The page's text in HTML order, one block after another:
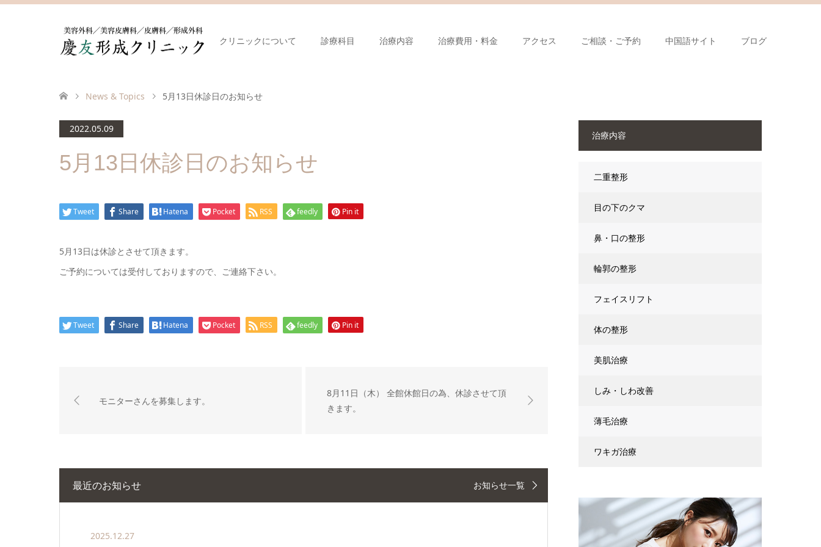
クリニックについて 診療科目 治療内容 治療費用・料金 アクセス ご相談・ご予約 中国語サイト ブログ
News & Topics 5月13日休診日のお知らせ
2022.05.09
5月13日休診日のお知らせ
Tweet Share Hatena Pocket RSS feedly Pin it
5月13日は休診とさせて頂きます。
ご予約については受付しておりますので、ご連絡下さい。
Tweet Share Hatena Pocket RSS feedly Pin it
モニターさんを募集します。
8月11日（木） 全館休館日の為、休診させて頂
きます。
最近のお知らせ お知らせ一覧
2025.12.27
治療内容
二重整形
目の下のクマ
鼻・口の整形
輪郭の整形
フェイスリフト
体の整形
美肌治療
しみ・しわ改善
薄毛治療
ワキガ治療